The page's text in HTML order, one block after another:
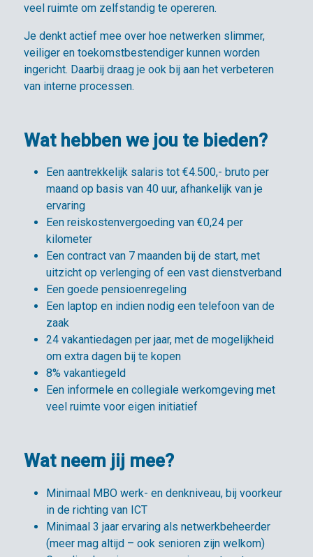
veel ruimte om zelfstandig te opereren.
Je denkt actief mee over hoe netwerken slimmer,
veiliger en toekomstbestendiger kunnen worden
ingericht. Daarbij draag je ook bij aan het verbeteren
van interne processen.
Wat hebben we jou te bieden?
Een aantrekkelijk salaris tot €4.500,- bruto per
maand op basis van 40 uur, afhankelijk van je
ervaring
Een reiskostenvergoeding van €0,24 per
kilometer
Een contract van 7 maanden bij de start, met
uitzicht op verlenging of een vast dienstverband
Een goede pensioenregeling
Een laptop en indien nodig een telefoon van de
zaak
24 vakantiedagen per jaar, met de mogelijkheid
om extra dagen bij te kopen
8% vakantiegeld
Een informele en collegiale werkomgeving met
veel ruimte voor eigen initiatief
Wat neem jij mee?
Minimaal MBO werk- en denkniveau, bij voorkeur
in de richting van ICT
Minimaal 3 jaar ervaring als netwerkbeheerder
(meer mag altijd – ook senioren zijn welkom)